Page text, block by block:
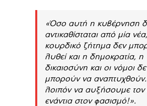
«Όσο αυτή η κυβέρνηση
αντικαθίσταται από μία
κουρδικό ζήτημα δεν
λυθεί και η δημοκρατία, η
δικαιοσύνη και οι νόμοι
μπορούν να
λοιπόν να αυξήσουμε
ενάντια στον φασισμό!».